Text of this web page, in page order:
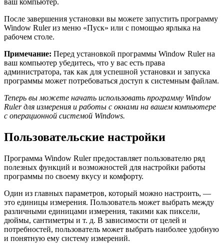
ваш компьютер.
После завершения установки вы можете запустить программу
Window Ruler из меню «Пуск» или с помощью ярлыка на
рабочем столе.
Примечание: Перед установкой программы Window Ruler на
ваш компьютер убедитесь, что у вас есть права
администратора, так как для успешной установки и запуска
программы может потребоваться доступ к системным файлам.
Теперь вы можете начать использовать программу Window
Ruler для измерения и работы с окнами на вашем компьютере
с операционной системой Windows.
Пользовательские настройки
Программа Window Ruler предоставляет пользователю ряд
полезных функций и возможностей для настройки работы
программы по своему вкусу и комфорту.
Один из главных параметров, который можно настроить, —
это единицы измерения. Пользователь может выбрать между
различными единицами измерения, такими как пиксели,
дюймы, сантиметры и т. д. В зависимости от целей и
потребностей, пользователь может выбрать наиболее удобную
и понятную ему систему измерений.